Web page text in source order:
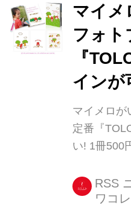
LMNホー
「婚姻届
「ハローキ
「リトル
今回登場
屈指の人
「マイメロ
ーズ」(キ
12デザイ
マイ
フォト
『
インが
マイメロ
定番『
い! 1冊500
キャラ“マ
が登場しま
RSS
ワコ